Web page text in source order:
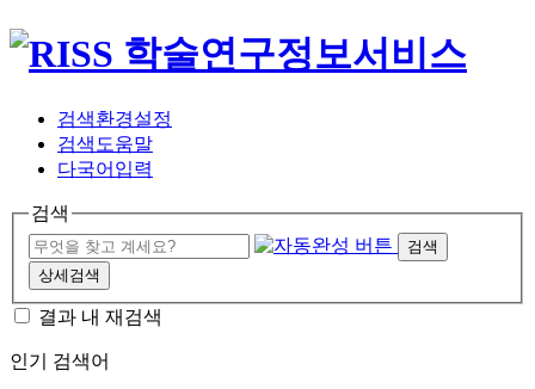
검색환경설정
검색도움말
다국어입력
검색
검색
상세검색
결과 내 재검색
인기 검색어